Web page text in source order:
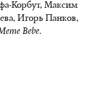
Корбут, Максим
Игорь Панков,
Bebe.